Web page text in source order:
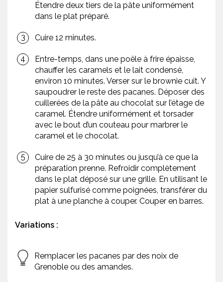
Étendre deux tiers de la pâte uniformément
dans le plat préparé.
Cuire 12 minutes.
Entre-temps, dans une poêle à frire épaisse,
chauffer les caramels et le lait condensé,
environ 10 minutes. Verser sur le brownie cuit. Y
saupoudrer le reste des pacanes. Déposer des
cuillerées de la pâte au chocolat sur l’étage de
caramel. Étendre uniformément et torsader
avec le bout d’un couteau pour marbrer le
caramel et le chocolat.
Cuire de 25 à 30 minutes ou jusqu’à ce que la
préparation prenne. Refroidir complètement
dans le plat déposé sur une grille. En utilisant le
papier sulfurisé comme poignées, transférer du
plat à une planche à couper. Couper en barres.
Variations :
Remplacer les pacanes par des noix de
Grenoble ou des amandes.